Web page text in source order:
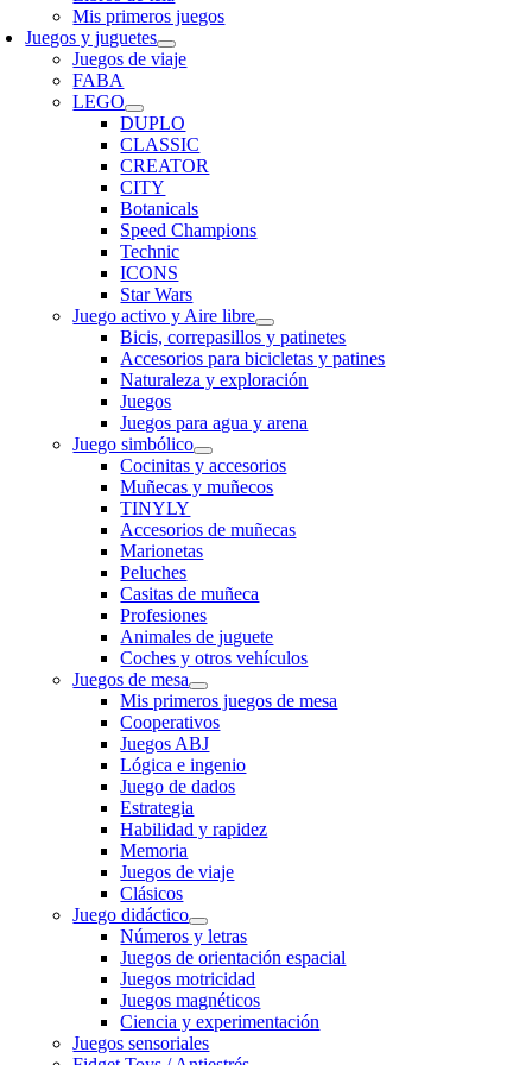
Mis primeros juegos
Juegos y juguetes
Juegos de viaje
FABA
LEGO
DUPLO
CLASSIC
CREATOR
CITY
Botanicals
Speed Champions
Technic
ICONS
Star Wars
Juego activo y Aire libre
Bicis, correpasillos y patinetes
Accesorios para bicicletas y patines
Naturaleza y exploración
Juegos
Juegos para agua y arena
Juego simbólico
Cocinitas y accesorios
Muñecas y muñecos
TINYLY
Accesorios de muñecas
Marionetas
Peluches
Casitas de muñeca
Profesiones
Animales de juguete
Coches y otros vehículos
Juegos de mesa
Mis primeros juegos de mesa
Cooperativos
Juegos ABJ
Lógica e ingenio
Juego de dados
Estrategia
Habilidad y rapidez
Memoria
Juegos de viaje
Clásicos
Juego didáctico
Números y letras
Juegos de orientación espacial
Juegos motricidad
Juegos magnéticos
Ciencia y experimentación
Juegos sensoriales